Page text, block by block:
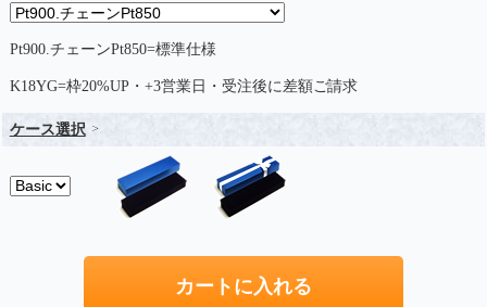
Pt900.チェーンPt850=標準仕様
K18YG=枠20%UP・+3営業日・受注後に差額ご請求
ケース選択